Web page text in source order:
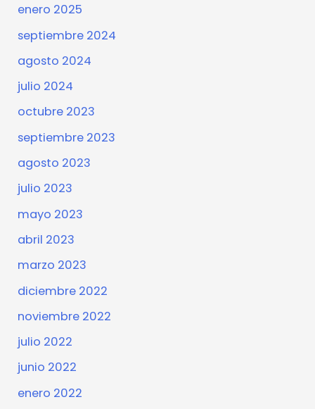
enero 2025
septiembre 2024
agosto 2024
julio 2024
octubre 2023
septiembre 2023
agosto 2023
julio 2023
mayo 2023
abril 2023
marzo 2023
diciembre 2022
noviembre 2022
julio 2022
junio 2022
enero 2022